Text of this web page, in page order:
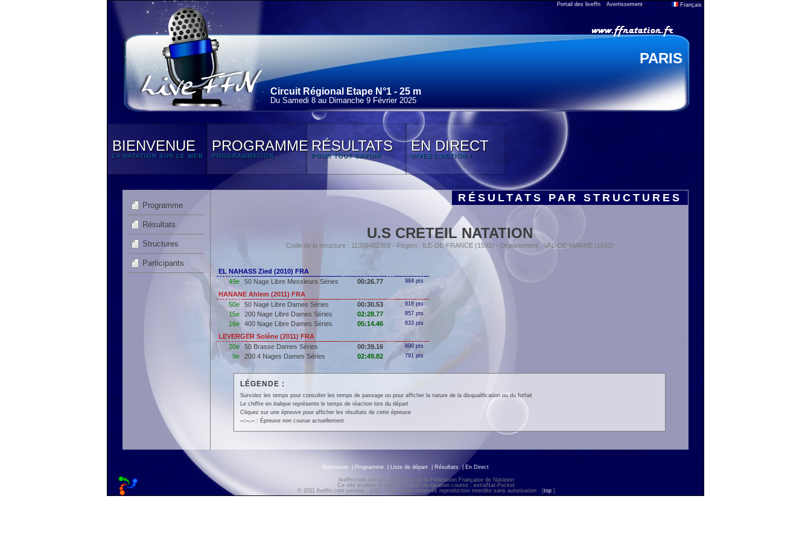
Portail des liveffn Avertissement Français
PARIS
Circuit Régional Etape N°1 - 25 m
Du Samedi 8 au Dimanche 9 Février 2025
BIENVENUE
LA NATATION SUR LE WEB
PROGRAMME
PROGRAMMATION
RÉSULTATS
POUR TOUT SAVOIR
EN DIRECT
VIVEZ L'ACTION !
Programme
Résultats
Structures
Participants
RÉSULTATS PAR STRUCTURES
U.S CRETEIL NATATION
Code de la structure : 11309402359 - Région : ILE-DE-FRANCE (1592) - Département : VAL-DE-MARNE (1632)
EL NAHASS Zied (2010) FRA
49e
50 Nage Libre Messieurs Séries 00:26.77 984 pts
HANANE Ahlem (2011) FRA
50e
50 Nage Libre Dames Séries 00:30.53 918 pts
15e 200 Nage Libre Dames Séries 02:28.77 857 pts
16e 400 Nage Libre Dames Séries 05:14.46 833 pts
LEVERGER Solène (2011) FRA
20e
50 Brasse Dames Séries 00:39.16 890 pts
9e 200 4 Nages Dames Séries 02:49.82 791 pts
LÉGENDE :
Survolez les temps pour consulter les temps de passage ou pour afficher la nature de la disqualification ou du forfait
Le chiffre en italiquereprésente le temps de réaction lors du départ
Cliquez sur une épreuve pour afficher les résultats de cette épreuve
--:--.--: Épreuve non courue actuellement
Bienvenue Programme Liste de départ Résultats | En Direct
liveffn.com est une production de la Fédération Française de Natation
Ce site exploite le logiciel fédéral de natation course : extraNat-Pocket
© 2011 liveffn.com version : 2.01 - Tous droits réservés reproduction interdite sans autorisation
[top ]